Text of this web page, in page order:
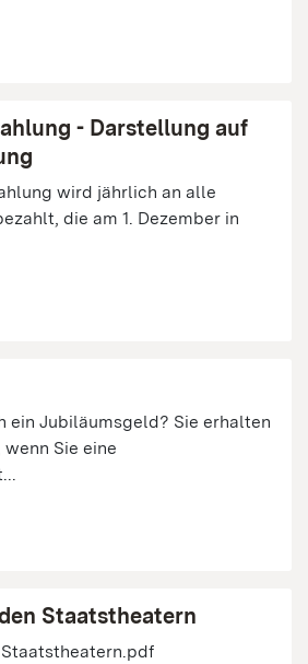
- Darstellung auf
wird jährlich an alle
die am 1. Dezember in
ein Jubiläumsgeld? Sie erhalten
Sie eine
Staatstheatern